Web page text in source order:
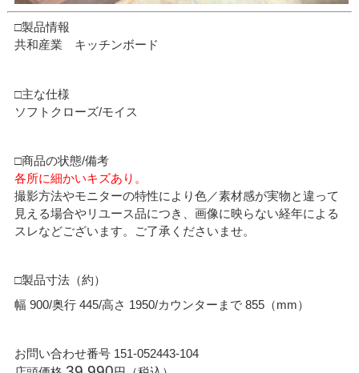
□製品情報
共和産業 キッチンボード
□主な仕様
ソフトクローズ/モイス
□商品の状態/備考
各所に細かいキズあり。
撮影方法やモニターの特性により色／素材感が実物と違って
見える場合やリユース品につき、画像に映らない経年による
スレなどございます。ご了承くださいませ。
□製品寸法（約）
幅 900/奥行 445/高さ 1950/カウンターまで 855（mm）
お問い合わせ番号 151-052443-104